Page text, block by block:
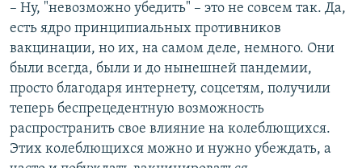
– Ну, "невозможно убедить" – это не совсем так. Да,
есть ядро принципиальных противников
вакцинации, но их, на самом деле, немного. Они
были всегда, были и до нынешней пандемии,
просто благодаря интернету, соцсетям, получили
теперь беспрецедентную возможность
распространить свое влияние на колеблющихся.
Этих колеблющихся можно и нужно убеждать, а